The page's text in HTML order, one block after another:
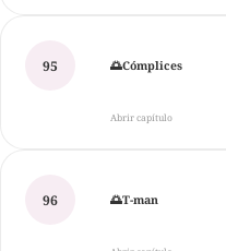
95 🌅Cómplices
Abrir capítulo
96 🌅T-man